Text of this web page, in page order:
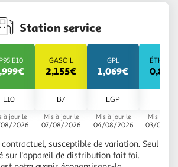
Station service
E10
E10
à jour le
2026
GASOIL
2,155€
B7
Mis à jour le
07/08/2026
GPL
1,069€
LGP
Mis à jour le
04/08/2026
E85
Mis à jour
03/08/
susceptible de variation. Seul
sur l'appareil de distribution fait foi.